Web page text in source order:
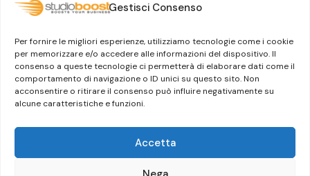
Gestisci Consenso
Per fornire le migliori esperienze, utilizziamo tecnologie come i cookie
per memorizzare e/o accedere alle informazioni del dispositivo. Il
consenso a queste tecnologie ci permetterà di elaborare dati come il
comportamento di navigazione o ID unici su questo sito. Non
acconsentire o ritirare il consenso può influire negativamente su
alcune caratteristiche e funzioni.
Accetta
Modello organizzativo
Whistleblowing
Il Gruppo Dylog-Buffetti